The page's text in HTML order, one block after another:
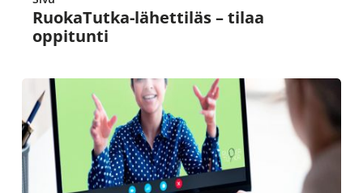
RuokaTutka-lähettiläs – tilaa
oppitunti